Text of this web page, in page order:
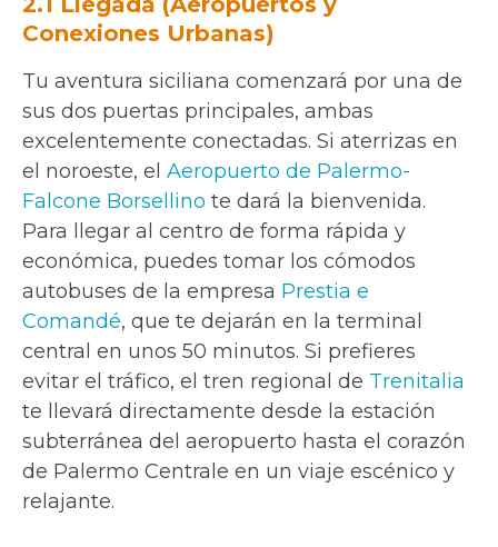
Conexiones Urbanas)
Tu aventura siciliana comenzará por una de
sus dos puertas principales, ambas
excelentemente conectadas. Si aterrizas en
el noroeste, el Aeropuerto de Palermo-
Falcone Borsellino te dará la bienvenida.
Para llegar al centro de forma rápida y
económica, puedes tomar los cómodos
autobuses de la empresa Prestia e
Comandé, que te dejarán en la terminal
central en unos 50 minutos. Si prefieres
evitar el tráfico, el tren regional de Trenitalia
te llevará directamente desde la estación
subterránea del aeropuerto hasta el corazón
de Palermo Centrale en un viaje escénico y
relajante.